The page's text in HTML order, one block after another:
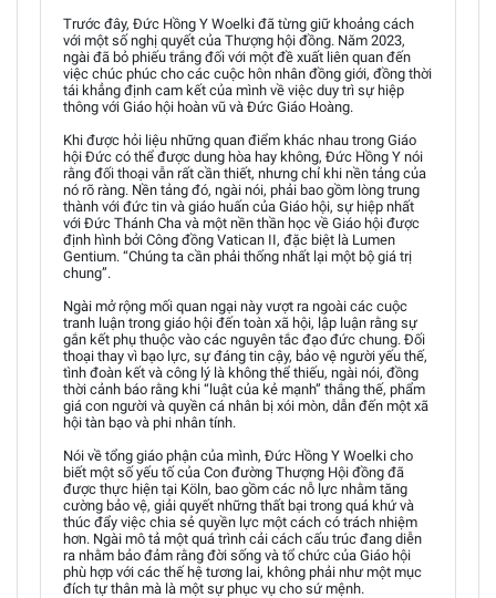
Trước đây, Đức Hồng Y Woelki đã từng giữ khoảng cách
với một số nghị quyết của Thượng hội đồng. Năm 2023,
ngài đã bỏ phiếu trắng đối với một đề xuất liên quan đến
việc chúc phúc cho các cuộc hôn nhân đồng giới, đồng thời
tái khẳng định cam kết của mình về việc duy trì sự hiệp
thông với Giáo hội hoàn vũ và Đức Giáo Hoàng.
Khi được hỏi liệu những quan điểm khác nhau trong Giáo
hội Đức có thể được dung hòa hay không, Đức Hồng Y nói
rằng đối thoại vẫn rất cần thiết, nhưng chỉ khi nền tảng của
nó rõ ràng. Nền tảng đó, ngài nói, phải bao gồm lòng trung
thành với đức tin và giáo huấn của Giáo hội, sự hiệp nhất
với Đức Thánh Cha và một nền thần học về Giáo hội được
định hình bởi Công đồng Vatican II, đặc biệt là Lumen
Gentium. “Chúng ta cần phải thống nhất lại một bộ giá trị
chung”.
Ngài mở rộng mối quan ngại này vượt ra ngoài các cuộc
tranh luận trong giáo hội đến toàn xã hội, lập luận rằng sự
gắn kết phụ thuộc vào các nguyên tắc đạo đức chung. Đối
thoại thay vì bạo lực, sự đáng tin cậy, bảo vệ người yếu thế,
tình đoàn kết và công lý là không thể thiếu, ngài nói, đồng
thời cảnh báo rằng khi “luật của kẻ mạnh” thắng thế, phẩm
giá con người và quyền cá nhân bị xói mòn, dẫn đến một xã
hội tàn bạo và phi nhân tính.
Nói về tổng giáo phận của mình, Đức Hồng Y Woelki cho
biết một số yếu tố của Con đường Thượng Hội đồng đã
được thực hiện tại Köln, bao gồm các nỗ lực nhằm tăng
cường bảo vệ, giải quyết những thất bại trong quá khứ và
thúc đẩy việc chia sẻ quyền lực một cách có trách nhiệm
hơn. Ngài mô tả một quá trình cải cách cấu trúc đang diễn
ra nhằm bảo đảm rằng đời sống và tổ chức của Giáo hội
phù hợp với các thế hệ tương lai, không phải như một mục
đích tự thân mà là một sự phục vụ cho sứ mệnh.